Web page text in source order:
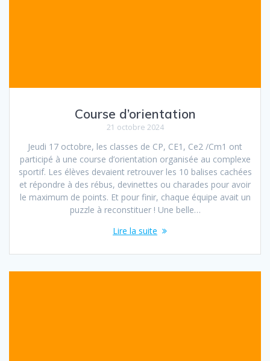
Course d’orientation
21 octobre 2024
Jeudi 17 octobre, les classes de CP, CE1, Ce2 /Cm1 ont
participé à une course d’orientation organisée au complexe
sportif. Les élèves devaient retrouver les 10 balises cachées
et répondre à des rébus, devinettes ou charades pour avoir
le maximum de points. Et pour finir, chaque équipe avait un
puzzle à reconstituer ! Une belle…
Lire la suite